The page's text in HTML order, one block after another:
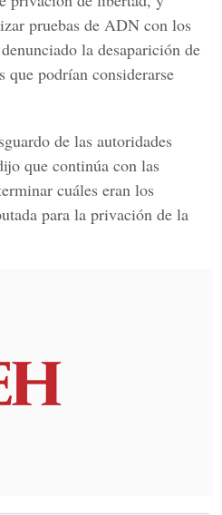
pruebas de ADN con los
la desaparición de
que podrían considerarse
de las autoridades
que continúa con las
cuáles eran los
para la privación de la